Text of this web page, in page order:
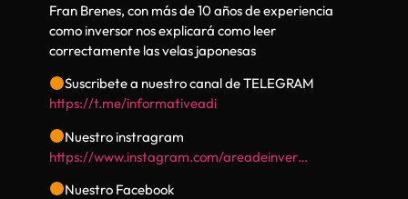
Fran Brenes, con más de 10 años de experiencia
como inversor nos explicará como leer
correctamente las velas japonesas
Suscribete a nuestro canal de TELEGRAM
https://t.me/informativeadi
Nuestro instragram
https://www.instagram.com/areadeinver…
Nuestro Facebook